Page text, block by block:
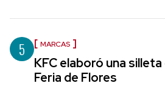
5 MARCAS
KFC elaboró una
Feria de Flores